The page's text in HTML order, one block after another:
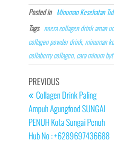
Posted in Minuman Kesehatan
Tags noera collagen drink aman
collagen powder drink, minuman
collaberry collagen, cara minum
Post
navigation
Previous
Post
PREVIOUS
Collagen Drink Paling
Ampuh Agungfood SUNGAI
PENUH Kota Sungai Penuh
Hub No : +6289697436688